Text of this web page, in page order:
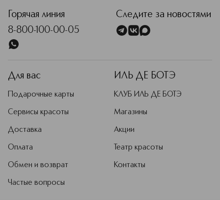
Горячая линия
8-800-100-00-05
Следите за новостями
Для вас
Подарочные карты
Сервисы красоты
Доставка
Оплата
Обмен и возврат
Частые вопросы
ИЛЬ ДЕ БОТЭ
КЛУБ ИЛЬ ДЕ БОТЭ
Магазины
Акции
Театр красоты
Контакты